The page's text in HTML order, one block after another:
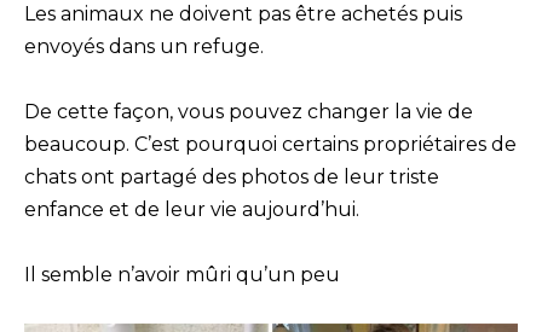
Les animaux ne doivent pas être achetés puis
envoyés dans un refuge.
De cette façon, vous pouvez changer la vie de
beaucoup. C’est pourquoi certains propriétaires de
chats ont partagé des photos de leur triste
enfance et de leur vie aujourd’hui.
Il semble n’avoir mûri qu’un peu